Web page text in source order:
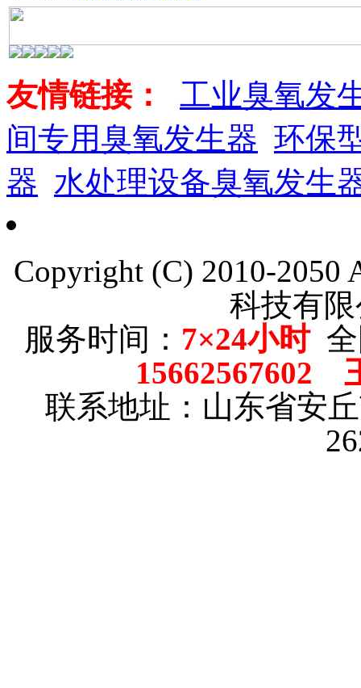
友情链接：
工业臭氧发
间专用臭氧发生器 环保
器 水处理设备臭氧发生
Copyright (C) 2010-2050
科技有
服务时间： 7×24小时全
15662567602
联系地址：山东省安